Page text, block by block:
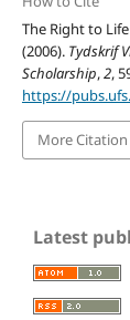
The Right to
(2006). Tydskrif
Scholarship,2,
https://
More
Latest